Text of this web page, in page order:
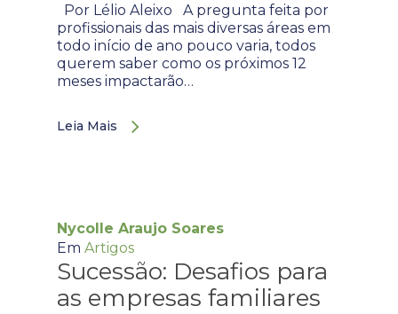
Por Lélio Aleixo A pregunta feita por
profissionais das mais diversas áreas em
todo início de ano pouco varia, todos
querem saber como os próximos 12
meses impactarão…
Leia Mais
Nycolle Araujo Soares
Em Artigos
Sucessão: Desafios para
as empresas familiares